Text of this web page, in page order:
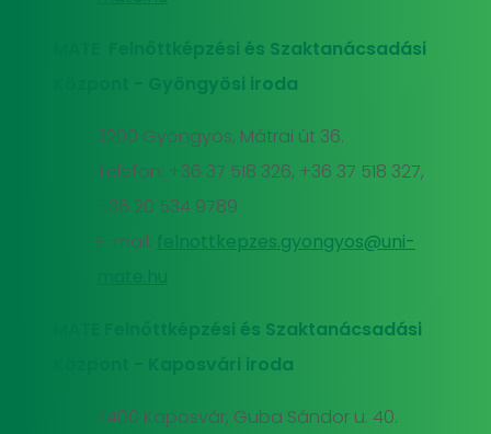
MATE Felnőttképzési és Szaktanácsadási
Központ - Gyöngyösi iroda
3200 Gyöngyös, Mátrai út 36.
Telefon: +36 37 518 326, +36 37 518 327,
+36 20 534 9789
E-mail:
felnottkepzes.gyongyos@uni-
MATE Felnőttképzési és Szaktanácsadási
Központ - Kaposvári iroda
7400 Kaposvár, Guba Sándor u. 40.